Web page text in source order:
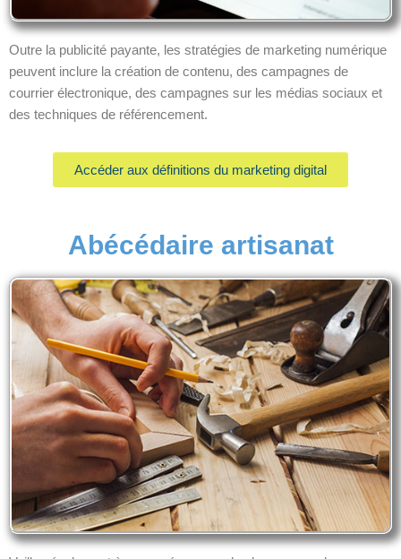
Outre la publicité payante, les stratégies de marketing numérique
peuvent inclure la création de contenu, des campagnes de
courrier électronique, des campagnes sur les médias sociaux et
des techniques de référencement.
Accéder aux définitions du marketing digital
Abécédaire artisanat